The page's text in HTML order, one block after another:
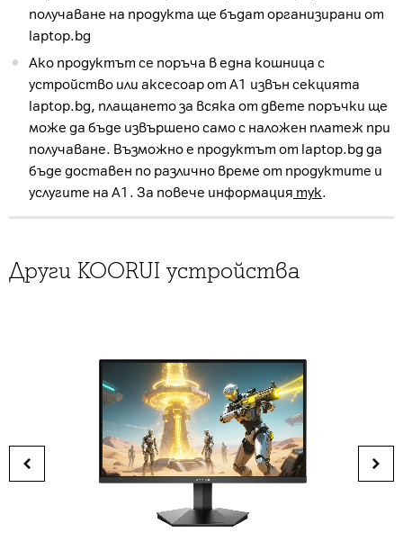
получаване на продукта ще бъдат организирани от
laptop.bg
Ако продуктът се поръча в една кошница с
устройство или аксесоар от А1 извън секцията
laptop.bg, плащането за всяка от двете поръчки ще
може да бъде извършено само с наложен платеж при
получаване. Възможно е продуктът от laptop.bg да
бъде доставен по различно време от продуктите и
услугите на А1. За повече информация тук.
Други KOORUI устройства